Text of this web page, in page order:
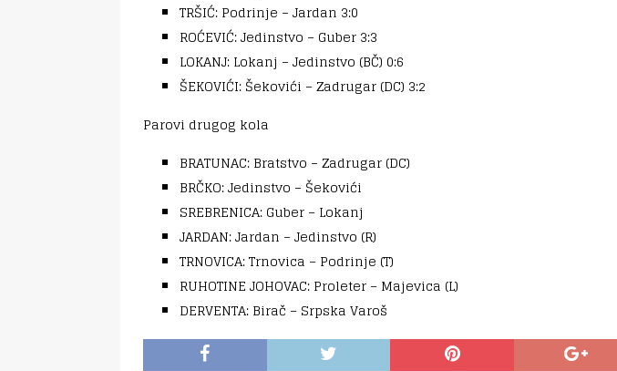
TRŠIĆ: Podrinje – Jardan 3:0
ROĆEVIĆ: Jedinstvo – Guber 3:3
LOKANJ: Lokanj – Jedinstvo (BČ) 0:6
ŠEKOVIĆI: Šekovići – Zadrugar (DC) 3:2
Parovi drugog kola
BRATUNAC: Bratstvo – Zadrugar (DC)
BRČKO: Jedinstvo – Šekovići
SREBRENICA: Guber – Lokanj
JARDAN: Jardan – Jedinstvo (R)
TRNOVICA: Trnovica – Podrinje (T)
RUHOTINE JOHOVAC: Proleter – Majevica (L)
DERVENTA: Birač – Srpska Varoš